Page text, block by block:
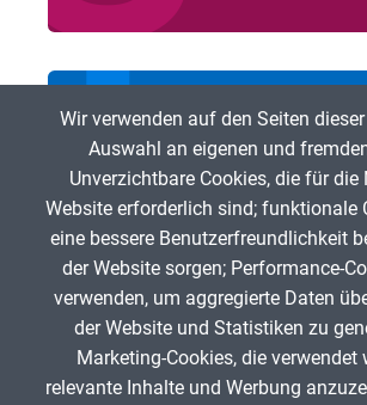
Bei der ZUM
Du möchtest freie digitale Lehr- und
fördern? Dann bist Du herzlich
mitzumachen!
Mehr erfahren
Wir verwenden auf den Seiten
Auswahl an eigenen und
Unverzichtbare Cookies, die für die
Website erforderlich sind; funktionale
eine bessere Benutzerfreundlichkeit
der Website sorgen; Performance-
verwenden, um aggregierte Daten
der Website und Statistiken zu
Marketing-Cookies, die verwendet
relevante Inhalte und Werbung